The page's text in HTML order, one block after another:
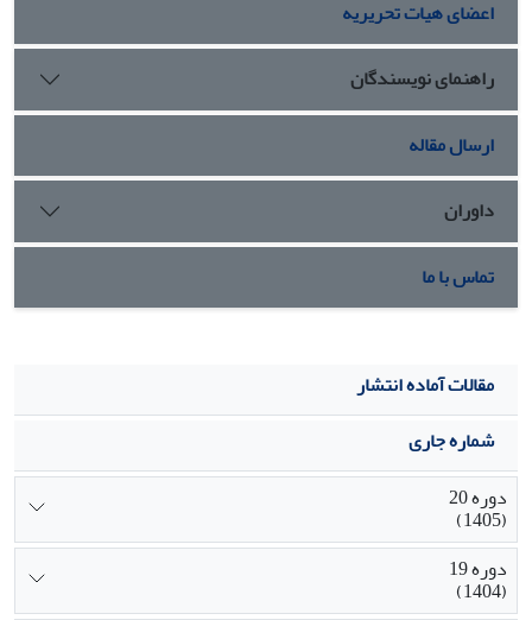
اعضای هیات تحریریه
راهنمای نویسندگان
ارسال مقاله
داوران
تماس با ما
مقالات آماده انتشار
شماره جاری
دوره 20
(1405)
دوره 19
(1404)